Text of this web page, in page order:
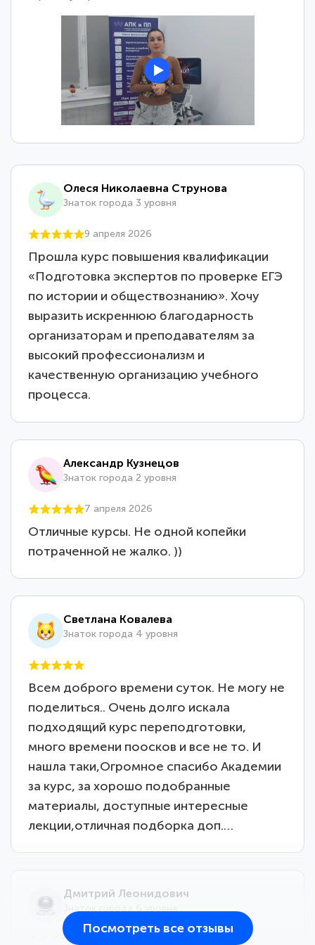
Олеся Николаевна Струнова
Знаток города 3 уровня
9 апреля 2026
Прошла курс повышения квалификации
«Подготовка экспертов по проверке ЕГЭ
по истории и обществознанию». Хочу
выразить искреннюю благодарность
организаторам и преподавателям за
высокий профессионализм и
качественную организацию учебного
процесса.
Александр Кузнецов
Знаток города 2 уровня
7 апреля 2026
Отличные курсы. Не одной копейки
потраченной не жалко. ))
Светлана Ковалева
Знаток города 4 уровня
Всем доброго времени суток. Не могу не
поделиться.. Очень долго искала
подходящий курс переподготовки,
много времени поосков и все не то. И
нашла таки,Огромное спасибо Академии
за курс, за хорошо подобранные
материалы, доступные интересные
лекции,отличная подборка доп.…
Дмитрий Леонидович
Посмотреть все отзывы